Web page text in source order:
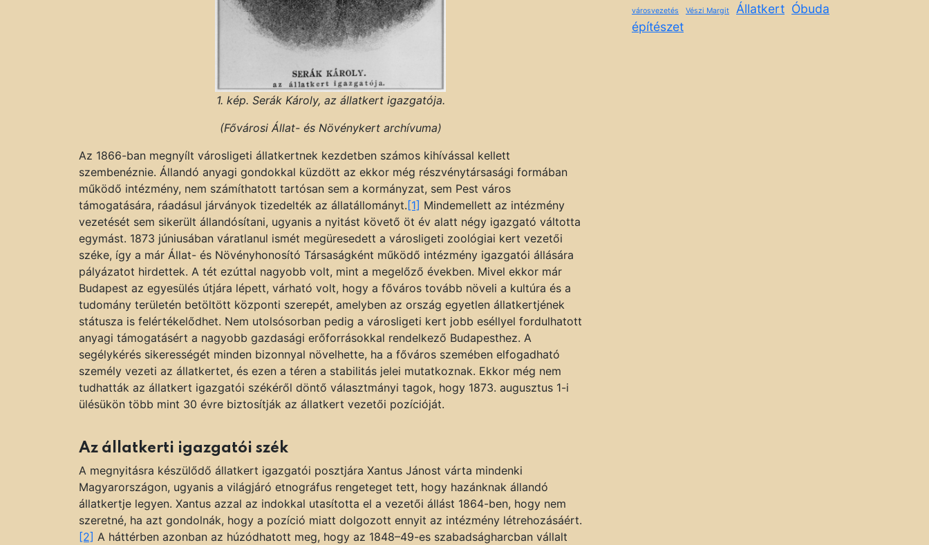
1. kép. Serák Károly, az állatkert igazgatója.
(Fővárosi Állat- és Növénykert archívuma)
Az 1866-ban megnyílt városligeti állatkertnek kezdetben számos kihívással kellett
szembenéznie. Állandó anyagi gondokkal küzdött az ekkor még részvénytársasági formában
működő intézmény, nem számíthatott tartósan sem a kormányzat, sem Pest város
támogatására, ráadásul járványok tizedelték az állatállományt.[1] Mindemellett az intézmény
vezetését sem sikerült állandósítani, ugyanis a nyitást követő öt év alatt négy igazgató váltotta
egymást. 1873 júniusában váratlanul ismét megüresedett a városligeti zoológiai kert vezetői
széke, így a már Állat- és Növényhonosító Társaságként működő intézmény igazgatói állására
pályázatot hirdettek. A tét ezúttal nagyobb volt, mint a megelőző években. Mivel ekkor már
Budapest az egyesülés útjára lépett, várható volt, hogy a főváros tovább növeli a kultúra és a
tudomány területén betöltött központi szerepét, amelyben az ország egyetlen állatkertjének
státusza is felértékelődhet. Nem utolsósorban pedig a városligeti kert jobb eséllyel fordulhatott
anyagi támogatásért a nagyobb gazdasági erőforrásokkal rendelkező Budapesthez. A
segélykérés sikerességét minden bizonnyal növelhette, ha a főváros szemében elfogadható
személy vezeti az állatkertet, és ezen a téren a stabilitás jelei mutatkoznak. Ekkor még nem
tudhatták az állatkert igazgatói székéről döntő választmányi tagok, hogy 1873. augusztus 1-i
ülésükön több mint 30 évre biztosítják az állatkert vezetői pozícióját.
Az állatkerti igazgatói szék
A megnyitásra készülődő állatkert igazgatói posztjára Xantus Jánost várta mindenki
Magyarországon, ugyanis a világjáró etnográfus rengeteget tett, hogy hazánknak állandó
állatkertje legyen. Xantus azzal az indokkal utasította el a vezetői állást 1864-ben, hogy nem
szeretné, ha azt gondolnák, hogy a pozíció miatt dolgozott ennyit az intézmény létrehozásáért.
[2] A háttérben azonban az húzódhatott meg, hogy az 1848–49-es szabadságharcban vállalt
városvezetés Vészi Margit Állatkert Óbuda
építészet